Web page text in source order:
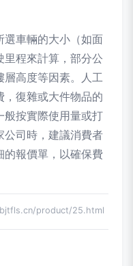
車輛的大小（如面
程來計算，部分公
樓層高度等因素。人工
，復雜或大件物品的
一般按實際使用量或打
公司時，建議消費者
的報價單，以確保費
product/25.html